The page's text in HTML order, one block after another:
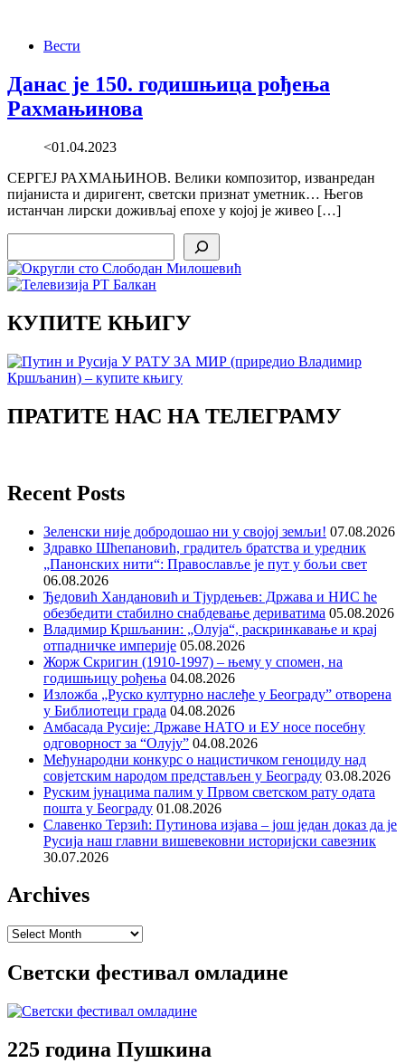
Вести
Данас је 150. годишњица рођења
Рахмањинова
<01.04.2023
СЕРГЕЈ РАХМАЊИНОВ. Велики композитор, изванредан
пијаниста и диригент, светски признат уметник… Његов
истанчан лирски доживљај епохе у којој је живео […]
КУПИТЕ КЊИГУ
ПРАТИТЕ НАС НА ТЕЛЕГРАМУ
Recent Posts
Зеленски није добродошао ни у својој земљи! 07.08.2026
Здравко Шћепановић, градитељ братства и уредник
„Панонских нити“: Православље је пут у бољи свет
06.08.2026
Ђедовић Хандановић и Тјурдењев: Држава и НИС ће
обезбедити стабилно снабдевање дериватима 05.08.2026
Владимир Кршљанин: „Олуја“, раскринкавање и крај
отпадничке империје 05.08.2026
Жорж Скригин (1910-1997) – њему у спомен, на
годишњицу рођења 04.08.2026
Изложба „Руско културно наслеђе у Београду” отворена
у Библиотеци града 04.08.2026
Амбасада Русије: Државе НАТО и ЕУ носе посебну
одговорност за “Олују” 04.08.2026
Међународни конкурс о нацистичком геноциду над
совјетским народом представљен у Београду 03.08.2026
Руским јунацима палим у Првом светском рату одата
пошта у Београду 01.08.2026
Славенко Терзић: Путинова изјава – још један доказ да је
Русија наш главни вишевековни историјски савезник
30.07.2026
Archives
Archives
Светски фестивал омладине
225 година Пушкина